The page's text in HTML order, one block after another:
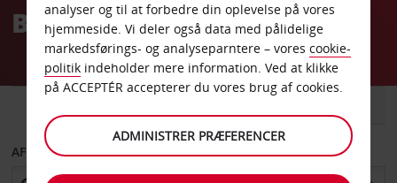
AvisBilleje Fairlawn
AFHENT FRA
analyser og til at forbedre din oplevelse på vores
hjemmeside. Vi deler også data med pålidelige
markedsførings- og analyseparntere – vores cookie-
politik indeholder mere information. Ved at klikke
på ACCEPTÉR accepterer du vores brug af cookies.
ADMINISTRER PRÆFERENCER